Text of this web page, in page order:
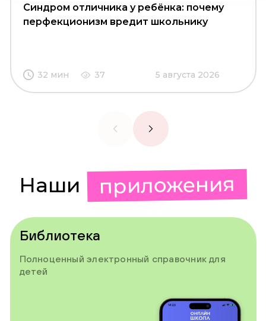
Синдром отличника у ребёнка: почему
перфекционизм вредит школьнику
32 мин 37 5 августа 2026
Наши приложения
Библиотека
Полноценный электронный справочник для
детей